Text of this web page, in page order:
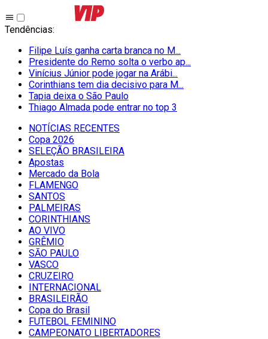
Tendências:
Filipe Luís ganha carta branca no M...
Presidente do Remo solta o verbo ap...
Vinícius Júnior pode jogar na Arábi...
Corinthians tem dia decisivo para M...
Tapia deixa o São Paulo
Thiago Almada pode entrar no top 3
NOTÍCIAS RECENTES
Copa 2026
SELEÇÃO BRASILEIRA
Apostas
Mercado da Bola
FLAMENGO
SANTOS
PALMEIRAS
CORINTHIANS
AO VIVO
GRÊMIO
SĀO PAULO
VASCO
CRUZEIRO
INTERNACIONAL
BRASILEIRÃO
Copa do Brasil
FUTEBOL FEMININO
CAMPEONATO LIBERTADORES